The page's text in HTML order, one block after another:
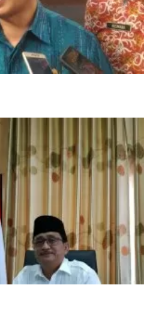
Barat safari Ramadhan
akan gelar Safari